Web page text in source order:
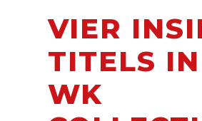
VIER
TITELS
WK